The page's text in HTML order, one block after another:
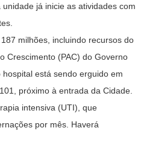
já inicie as atividades com
milhões, incluindo recursos do
Crescimento (PAC) do Governo
está sendo erguido em
próximo à entrada da Cidade.
intensiva (UTI), que
por mês. Haverá